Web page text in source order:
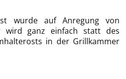
wurde auf Anregung von
wird ganz einfach statt des
in der Grillkammer